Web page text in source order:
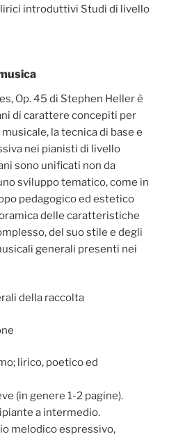
lirici introduttivi Studi di livello
Op. 45 di Stephen Heller è
di carattere concepiti per
la tecnica di base e
nei pianisti di livello
sono unificati non da
sviluppo tematico, come in
pedagogico ed estetico
delle caratteristiche
del suo stile e degli
generali presenti nei
della raccolta
lirico, poetico ed
(in genere 1-2 pagine).
a intermedio.
melodico espressivo,